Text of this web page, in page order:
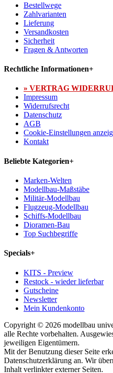
Bestellwege
Zahlvarianten
Lieferung
Versandkosten
Sicherheit
Fragen & Antworten
Rechtliche Informationen+
» VERTRAG
Impressum
Widerrufsrecht
Datenschutz
AGB
Cookie-Einstellungen
Kontakt
Beliebte Kategorien+
Marken-Welten
Modellbau-Maßstäbe
Militär-Modellbau
Flugzeug-Modellbau
Schiffs-Modellbau
Dioramen-Bau
Top Suchbegriffe
Specials+
KITS - Preview
Restock - wieder lieferbar
Gutscheine
Newsletter
Mein Kundenkonto
Copyright © 2026 modellbau
alle Rechte vorbehalten.
jeweiligen Eigentümern.
Mit der Benutzung dieser Seite
Datenschutzerklärung an. Wir
Inhalt verlinkter externer Seiten.